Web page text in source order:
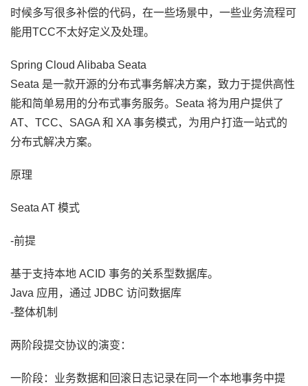
时候多写很多补偿的代码，在一些场景中，一些业务流程可
能用TCC不太好定义及处理。
Spring Cloud Alibaba Seata
Seata 是一款开源的分布式事务解决方案，致力于提供高性
能和简单易用的分布式事务服务。Seata 将为用户提供了
AT、TCC、SAGA 和 XA 事务模式，为用户打造一站式的
分布式解决方案。
原理
Seata AT 模式
-前提
基于支持本地 ACID 事务的关系型数据库。
Java 应用，通过 JDBC 访问数据库
-整体机制
两阶段提交协议的演变：
一阶段：业务数据和回滚日志记录在同一个本地事务中提